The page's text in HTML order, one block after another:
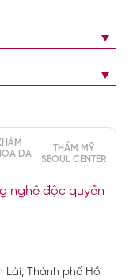
DA
THẨM MỸ
SEOUL CENTER
nghệ độc quyền
Lài, Thành phố Hồ